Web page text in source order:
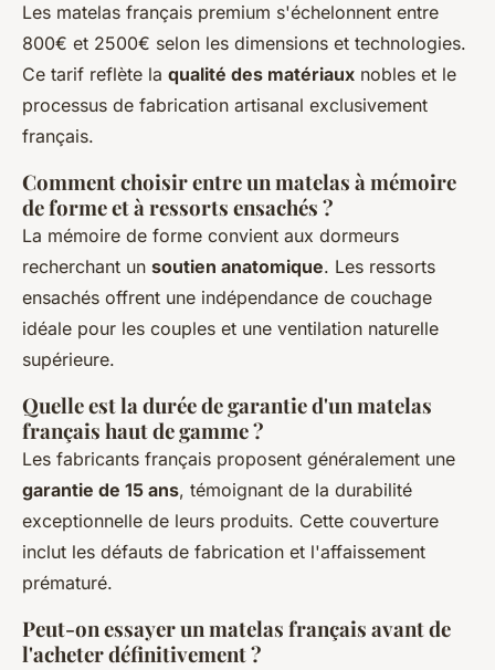
Les matelas français premium s'échelonnent entre
800€ et 2500€ selon les dimensions et technologies.
Ce tarif reflète la qualité des matériaux nobles et le
processus de fabrication artisanal exclusivement
français.
Comment choisir entre un matelas à mémoire
de forme et à ressorts ensachés ?
La mémoire de forme convient aux dormeurs
recherchant un soutien anatomique. Les ressorts
ensachés offrent une indépendance de couchage
idéale pour les couples et une ventilation naturelle
supérieure.
Quelle est la durée de garantie d'un matelas
français haut de gamme ?
Les fabricants français proposent généralement une
garantie de 15 ans, témoignant de la durabilité
exceptionnelle de leurs produits. Cette couverture
inclut les défauts de fabrication et l'affaissement
prématuré.
Peut-on essayer un matelas français avant de
l'acheter définitivement ?